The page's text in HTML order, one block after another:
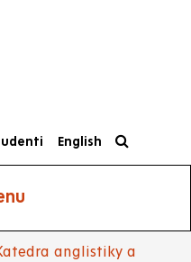
English
anglistiky a